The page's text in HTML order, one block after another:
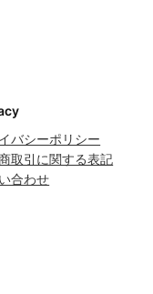
バシーポリシー
取引に関する表記
合わせ